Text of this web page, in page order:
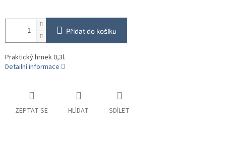
Přidat do košíku
Praktický hrnek 0,3l.
Detailní informace
ZEPTAT SE HLÍDAT SDÍLET